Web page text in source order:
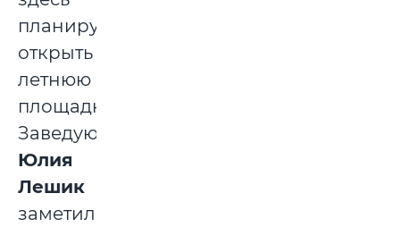
планируют
открыть
летнюю
площадку.
Заведующая
Юлия
Лешик
заметила,